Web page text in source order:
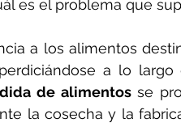
es el problema que
a los alimentos
a lo largo
de alimentos se
la cosecha y la